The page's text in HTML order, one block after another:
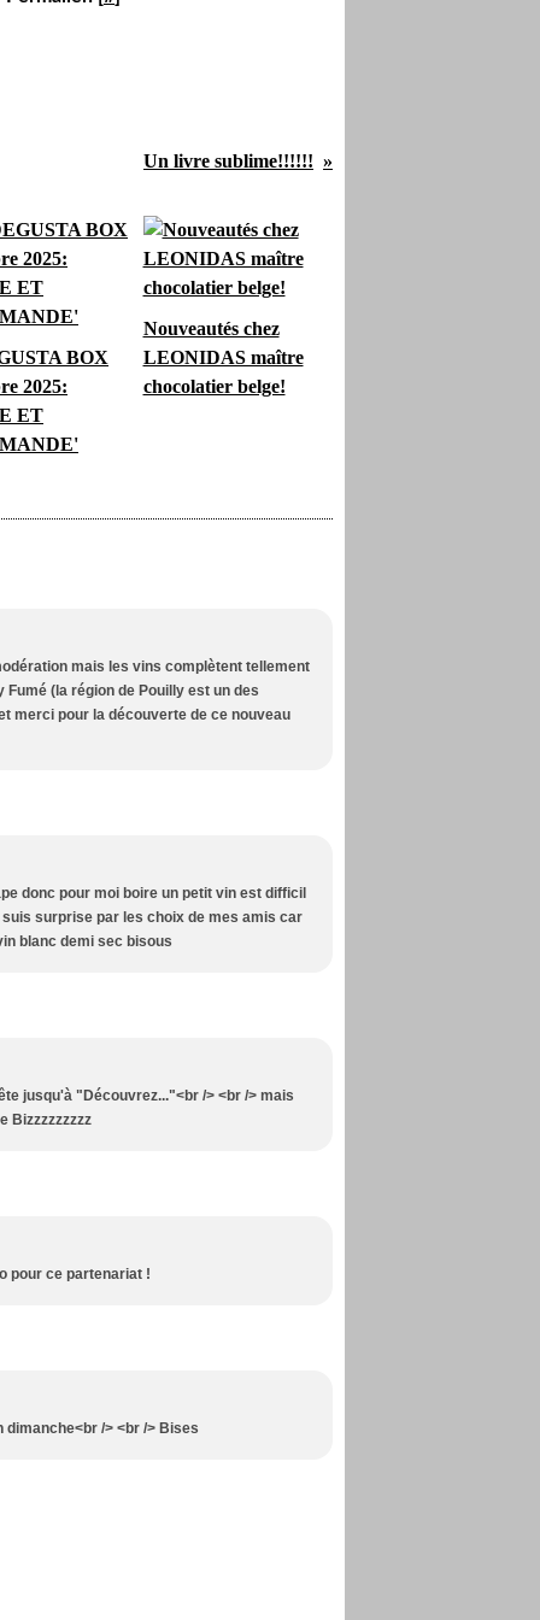
Un livre sublime!!!!!!
BOX
2025:
ET
Nouveautés chez
LEONIDAS maître
chocolatier belge!
mais les vins complètent tellement
(la région de Pouilly est un des
merci pour la découverte de ce nouveau
donc pour moi boire un petit vin est difficil
surprise par les choix de mes amis car
blanc demi sec bisous
jusqu'à "Découvrez..."<br /> <br /> mais
Bizzzzzzzzz
pour ce partenariat !
dimanche<br /> <br /> Bises